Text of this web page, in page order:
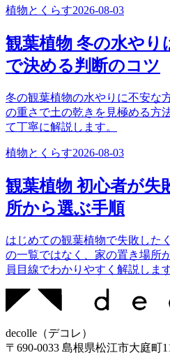
植物とくらす2026-08-03
観葉植物 冬の水やり
で決める判断のコツ
冬の観葉植物の水やりに不安な
の重さで土の乾きを見極める方
て丁寧に解説します。
植物とくらす2026-08-03
観葉植物 初心者が失
所から選ぶ手順
はじめての観葉植物で失敗した
の一覧ではなく、家の置き場所
員目線でわかりやすく解説します
decolle （デコレ ）
〒 690-0033 島根県松江市大庭町